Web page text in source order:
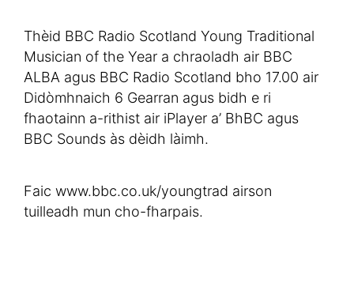
Thèid BBC Radio Scotland Young Traditional
Musician of the Year a chraoladh air BBC
ALBA agus BBC Radio Scotland bho 17.00 air
Didòmhnaich 6 Gearran agus bidh e ri
fhaotainn a-rithist air iPlayer a’ BhBC agus
BBC Sounds às dèidh làimh.
Faic www.bbc.co.uk/youngtrad airson
tuilleadh mun cho-fharpais.